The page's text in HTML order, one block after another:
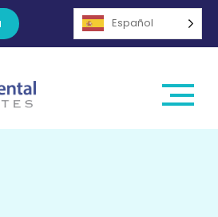
Español